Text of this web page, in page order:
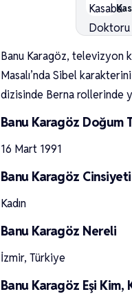
Banu Karagöz, televizyon
Masalı’nda Sibel
dizisinde Berna rollerinde
Banu Karagöz Doğum
16 Mart 1991
Banu Karagöz Cinsiyeti
Kadın
Banu Karagöz Nereli
İzmir, Türkiye
Banu Karagöz Eşi Kim,